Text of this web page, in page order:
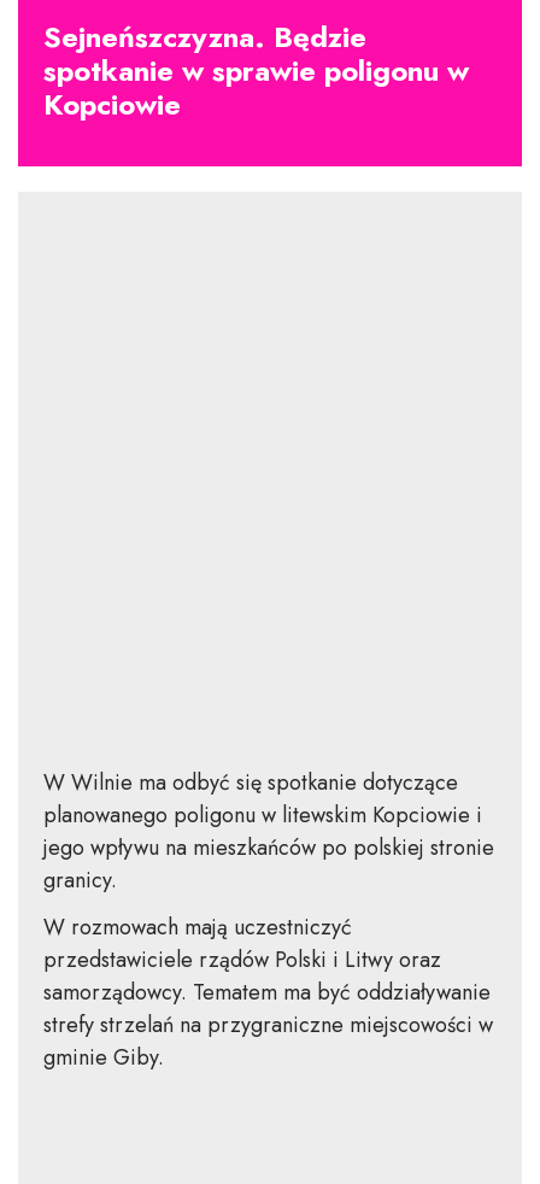
Sejneńszczyzna. Będzie
spotkanie w sprawie poligonu w
Kopciowie
W Wilnie ma odbyć się spotkanie dotyczące
planowanego poligonu w litewskim Kopciowie i
jego wpływu na mieszkańców po polskiej stronie
granicy.
W rozmowach mają uczestniczyć
przedstawiciele rządów Polski i Litwy oraz
samorządowcy. Tematem ma być oddziaływanie
strefy strzelań na przygraniczne miejscowości w
gminie Giby.